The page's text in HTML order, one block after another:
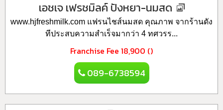
เอชเจ เฟรชมิลค์ ปังหยา-นมสด
www.hjfreshmilk.com แฟรนไชส์นมสด คุณภาพ จากร้านดัง
ทีประสบความสำเร็จมากว่า 4 ทศวรร...
Franchise Fee 18,900 ()
089-6738594